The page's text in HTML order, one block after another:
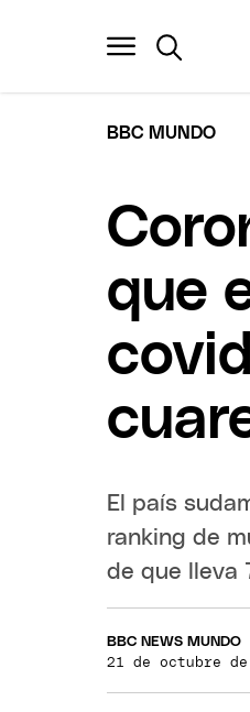
BBC MUNDO
que
El país
ranking de
de que lleva
BBC NEWS MUNDO
21 de octubre